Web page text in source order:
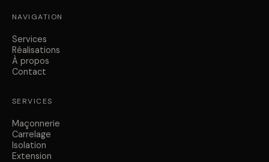
NAVIGATION
Services
Réalisations
À propos
Contact
SERVICES
Maçonnerie
Carrelage
Isolation
Extension